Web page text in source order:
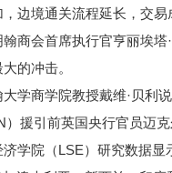
边境通关流程延长，交
会首席执行官亨丽埃塔·
的冲击。
商学院教授戴维·贝利说
援引前英国央行官员迈
院（LSE）研究数据显